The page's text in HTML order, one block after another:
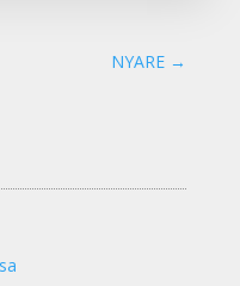
NYARE →